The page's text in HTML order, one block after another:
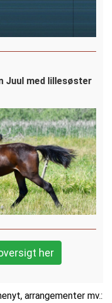
Juul med lillesøster
her
arrangementer mv.: